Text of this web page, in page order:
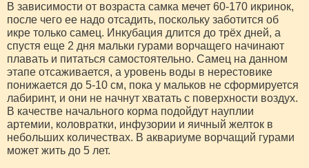
В зависимости от возраста самка мечет 60-170 икринок,
после чего ее надо отсадить, поскольку заботится об
икре только самец. Инкубация длится до трёх дней, а
спустя еще 2 дня мальки гурами ворчащего начинают
плавать и питаться самостоятельно. Самец на данном
этапе отсаживается, а уровень воды в нерестовике
понижается до 5-10 см, пока у мальков не сформируется
лабиринт, и они не начнут хватать с поверхности воздух.
В качестве начального корма подойдут науплии
артемии, коловратки, инфузории и яичный желток в
небольших количествах. В аквариуме ворчащий гурами
может жить до 5 лет.